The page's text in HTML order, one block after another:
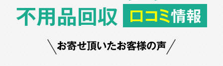
不用品回収 口コミ情報
お寄せ頂いたお客様の声